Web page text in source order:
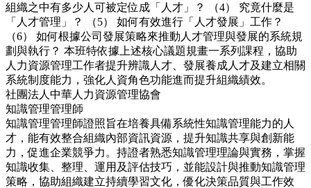
組織之中有多少人可被定位成「人才」？ （4） 究竟什麼是
「人才管理」？ （5） 如何有效進行「人才發展」工作？
（6） 如何根據公司發展策略來推動人才管理與發展的系統規
劃與執行？ 本班特依據上述核心議題規畫一系列課程，協助
人力資源管理工作者提升辨識人才、發展養成人才及建立相關
系統制度能力，強化人資角色功能進而提升組織績效。
社團法人中華人力資源管理協會
知識管理管理師
知識管理管理師證照旨在培養具備系統性知識管理能力的人
才，能有效整合組織內部資訊資源，提升知識共享與創新能
力，促進企業競爭力。持證者熟悉知識管理理論與實務，掌握
知識收集、整理、運用及評估技巧，並能設計與推動知識管理
策略，協助組織建立持續學習文化，優化決策品質與工作效